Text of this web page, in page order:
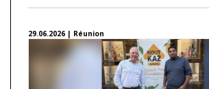
29.06.2026 | Réunion